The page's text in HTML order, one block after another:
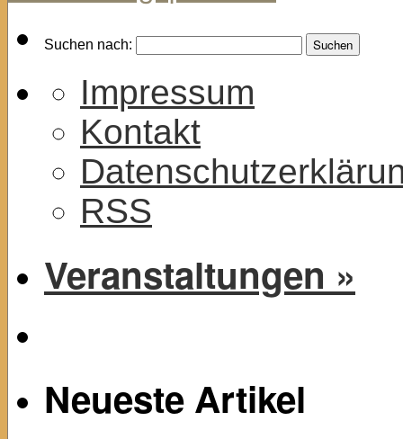
Suchen nach:
Impressum
Kontakt
RSS
Veranstaltungen »
Neueste Artikel